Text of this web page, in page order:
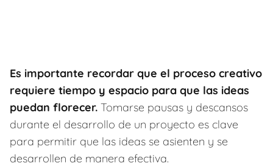
Es importante recordar que el proceso creativo
requiere tiempo y espacio para que las ideas
puedan florecer. Tomarse pausas y descansos
durante el desarrollo de un proyecto es clave
para permitir que las ideas se asienten y se
desarrollen de manera efectiva.